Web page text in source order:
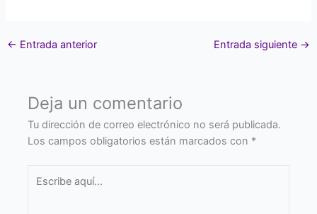
← Entrada anterior Entrada siguiente →
Deja un comentario
Tu dirección de correo electrónico no será publicada.
Los campos obligatorios están marcados con *
aquí...